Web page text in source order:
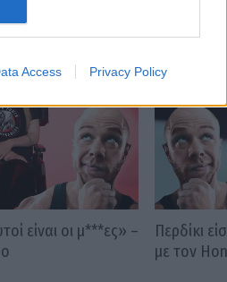
Access Privacy Policy
είναι οι μ***ες» –
Περδίκι
με τον